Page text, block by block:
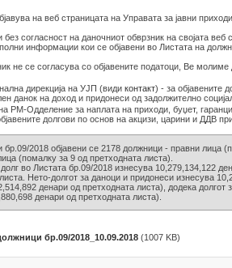
на веб страницата на Управата за јавни
без согласност на даночниот обврзник на својата
информации кои се објавени во Листата на
не се согласува со објавените податоци, Ве молиме
дирекција на УЈП (види контакт) - за објавените
данок на доход и придонеси од задолжително
РМ-Одделение за наплата на приходи, буџет,
долгови по основ на акцизи, царини и ДДВ
2018 објавени се 2178 должници - правни лица
(помалку за 9 од претходната листа).
долг во Листата бр.09/2018 изнесува 10,279,134,122
Нето-долгот за даноци и придонеси изнесува
денари од претходната листа), додека долгот
денари од претходната листа).
бр.09/2018_10.09.2018 (1007 KB)